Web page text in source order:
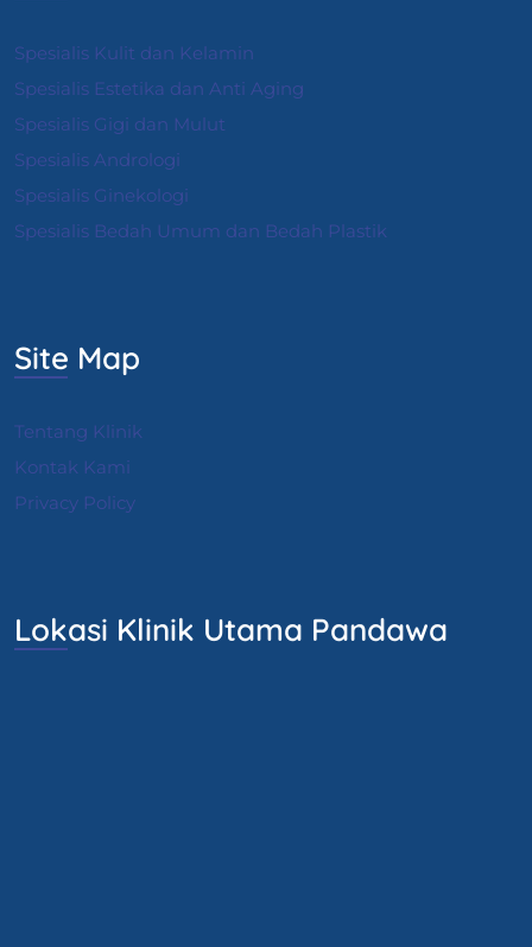
Spesialis Kulit dan Kelamin
Spesialis Estetika dan Anti Aging
Spesialis Gigi dan Mulut
Spesialis Andrologi
Spesialis Ginekologi
Spesialis Bedah Umum dan Bedah Plastik
Site Map
Tentang Klinik
Kontak Kami
Privacy Policy
Lokasi Klinik Utama Pandawa